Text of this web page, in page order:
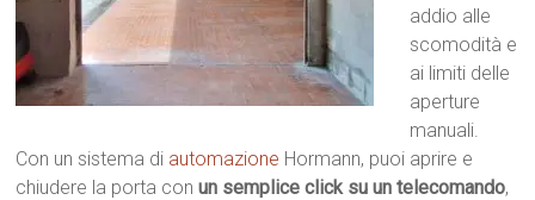
addio alle
scomodità e
ai limiti delle
aperture
manuali.
Con un sistema di automazione Hormann, puoi aprire e
chiudere la porta conun semplice click su un telecomando,